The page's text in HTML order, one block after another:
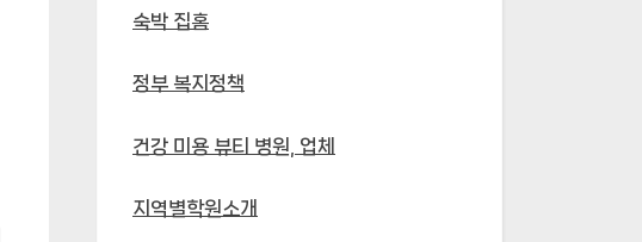
숙박 집홈
정부 복지정책
건강 미용 뷰티 병원, 업체
지역별학원소개